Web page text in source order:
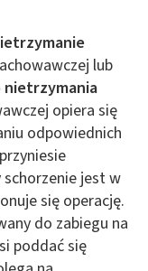
lub
nietrzymania
opiera się
odpowiednich
jest w
się operację.
do zabiegu na
poddać się